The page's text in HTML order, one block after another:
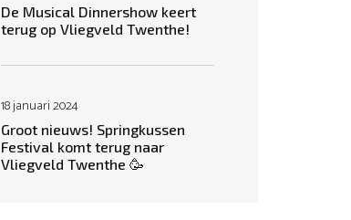
De Musical Dinnershow keert
terug op Vliegveld Twenthe!
18 januari 2024
Groot nieuws! Springkussen
Festival komt terug naar
Vliegveld Twenthe 🥳